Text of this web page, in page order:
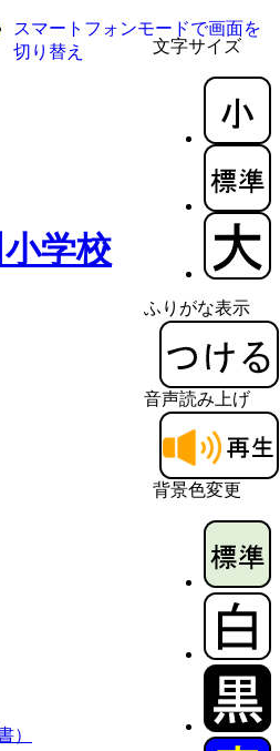
文字サイズ
ふりがな表示
音声読み上げ
背景色変更
スマートフォンモードで画面を
切り替え
学校
）